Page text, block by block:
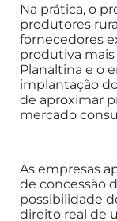
Na prática, o
produtores
fornecedores
produtiva
Planaltina e o
implantação
de aproximar
mercado
As empresas
de concessão
possibilidade
direito real de